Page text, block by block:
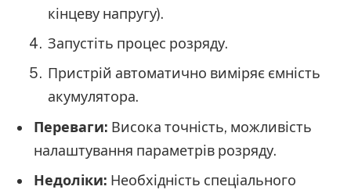
кінцеву напругу).
Запустіть процес розряду.
Пристрій автоматично виміряє ємність
акумулятора.
Переваги: Висока точність, можливість
налаштування параметрів розряду.
Недоліки: Необхідність спеціального